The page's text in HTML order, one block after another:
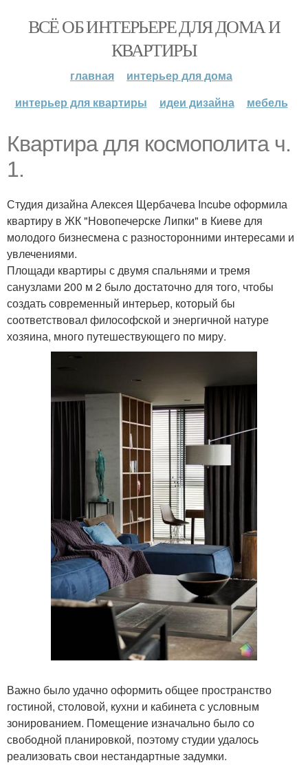
ВСЁ ОБ ИНТЕРЬЕРЕ ДЛЯ ДОМА И
КВАРТИРЫ
главная
интерьер для дома
интерьер для квартиры
идеи дизайна мебель
Квартира для космополита ч.
1.
Студия дизайна Алексея Щербачева Incube оформила
квартиру в ЖК "Новопечерске Липки" в Киеве для
молодого бизнесмена с разносторонними интересами и
увлечениями.
Площади квартиры с двумя спальнями и тремя
санузлами 200 м 2 было достаточно для того, чтобы
создать современный интерьер, который бы
соответствовал философской и энергичной натуре
хозяина, много путешествующего по миру.
Важно было удачно оформить общее пространство
гостиной, столовой, кухни и кабинета с условным
зонированием. Помещение изначально было со
свободной планировкой, поэтому студии удалось
реализовать свои нестандартные задумки.